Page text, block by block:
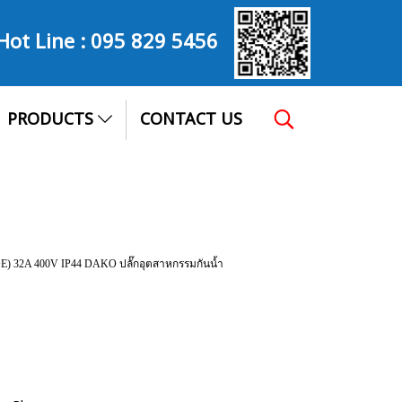
Line :095 829 5456
PRODUCTS CONTACT US
32A 400V IP44 DAKO ปลั๊กอุตสาหกรรมกันน้ำ